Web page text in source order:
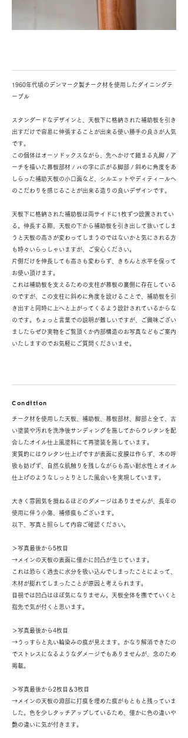
1960年代頃のデンマーク製チーク材を使用したダイニングテ
ーブル
スタンダードなデザインと、天板下に格納された補助板を引き
出すだけで容易に伸張することが出来る使い勝手の良さが人気
です。
この個体はオーソドックスながら、先へかけて細まる丸脚 / ア
ーチを描いた幕板部材 / ㇵの字に広がる脚部 / 斜めに角度をあ
しらった補助天板の小口面など、シルエットやディティールへ
のこだわりを感じることが出来る造りの良いデザインです。
天板下に格納された補助板は両サイドに1枚ずつ設置されてい
る。伸長する際、天板の下から補助板を引き出して抜いてしま
うと天板の高さが変わってしまうのではないかと気にされる方
も時々いらっしゃいますが、ご安心ください。
片側だけを伸長しても高さも変わらず、きちんと水平を保って
お使い頂けます。
これは補助板を支えるための支柱が幕板の裏側に存在している
のですが、この支柱に斜めに角度を設けることで、補助板を引
き出すと同時に上へと上がってくるよう設計されているからな
のです。ちょっと言葉での説明が難しいですが、ご興味ござい
ましたらぜひ実物をご覧頂くか内部構造のお写真などもご案内
いたしますのでお気軽にご質問くださいませ。
Condition
チーク材を使用した天板、補助板、幕板部材、脚部と全て、古
い塗装や汚れを洗浄後サンディングを施してからウレタンを配
合したオイル仕上風塗料にて再塗装を施しています。
実質的にはウレタン仕上げですが表面に皮膜は作らず、木の呼
吸も妨げず、自然な肌触りを残しながらも高い耐水性とオイル
仕上げのようなしっとりとした風合いを実現しています。
大きく雰囲気を損ねるほどのダメージはありませんが、長年の
使用に伴う小傷、補修痕もございます。
以下、写真と照らして内容ご確認ください。
＞写真最後から5枚目
→メインの天板の表面に僅かに凹凸が生じています。
これは恐らく過去に水分を吸い込んでしまったことによって、
木材が膨れてしまったことが原因と考えられます。
目視では凹凸はほぼ気になりません。天板全体を撫でていくと
指先で気が付くと思います。
＞写真最後から4枚目
→うっすらと丸い輪染みの痕が見えます。かなり解消できたの
でストレスになるようなダメージでもありませんが、念のため
掲載。
＞写真最後から2枚目＆3枚目
→メインの天板の淵部に打痕を埋めた痕がもともと残っていま
した。色を少しタッチアップしているため、僅かに色の違いや
艶の違いに気が付きます。